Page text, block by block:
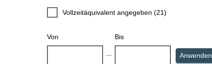
Vollzeitäquivalent angegeben (21)
Von Bis
Anwenden